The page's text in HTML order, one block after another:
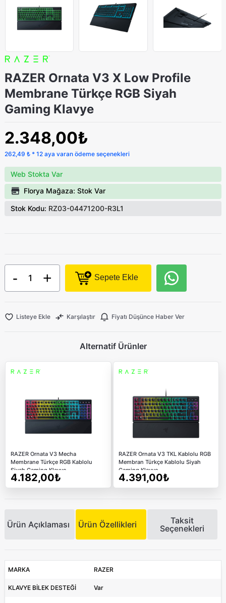
RAZER Ornata V3 X Low Profile
Membrane Türkçe RGB Siyah
Gaming Klavye
2.348,00₺
262,49 ₺ * 12 aya varan ödeme seçenekleri
Web Stokta Var
Florya Mağaza: Stok Var
Stok Kodu: RZ03-04471200-R3L1
- + Sepete Ekle
Listeye Ekle Karşılaştır Fiyatı Düşünce Haber Ver
Alternatif Ürünler
RAZER Ornata V3 Mecha
Membrane Türkçe RGB Kablolu
Siyah Gaming Klavye
4.182,00₺
RAZER Ornata V3 TKL Kablolu RGB
Membran Türkçe Kablolu Siyah
Gaming Klavye
4.391,00₺
Ürün Açıklaması Ürün Özellikleri
Taksit
Seçenekleri
MARKA RAZER
KLAVYE BİLEK DESTEĞİ Var